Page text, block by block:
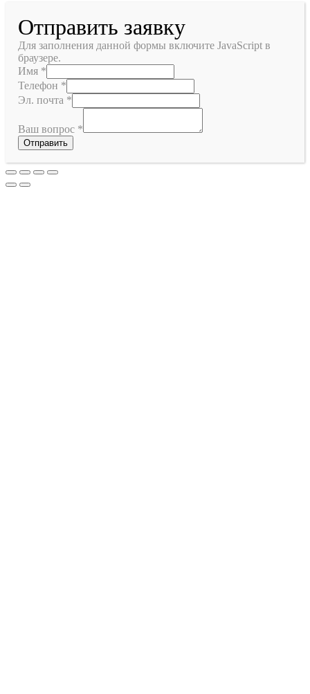
Отправить заявку
Для заполнения данной формы включите JavaScript в
браузере.
Имя *
Телефон *
Эл. почта *
Ваш вопрос *
Отправить